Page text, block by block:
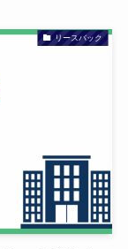
リースバック